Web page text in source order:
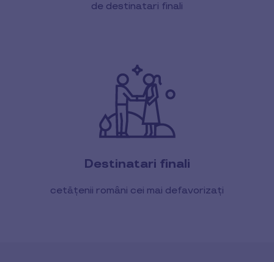
de destinatari finali
Destinatari finali
cetățenii români cei mai defavorizați